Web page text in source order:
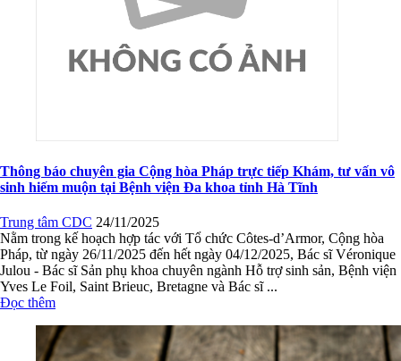
sinh hiếm muộn tại Bệnh viện Đa khoa tỉnh Hà Tĩnh
Nằm trong kế hoạch hợp tác với Tổ chức Côtes-d’Armor, Cộng hòa
Pháp, từ ngày 26/11/2025 đến hết ngày 04/12/2025, Bác sĩ Véronique